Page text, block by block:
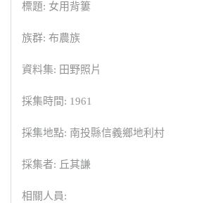
標題: 女用背簍
族群: 布農族
資料集: 田野照片
採集時間: 1961
採集地點: 南投縣信義鄉地利村
採集者: 丘其謙
相關人員: